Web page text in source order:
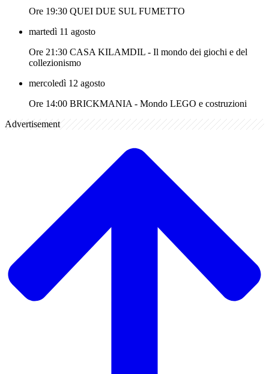
Ore 19:30 QUEI DUE SUL FUMETTO
martedì 11 agosto
Ore 21:30 CASA KILAMDIL - Il mondo dei giochi e del
collezionismo
mercoledì 12 agosto
Ore 14:00 BRICKMANIA - Mondo LEGO e costruzioni
Advertisement